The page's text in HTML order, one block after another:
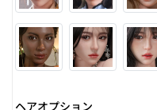
ヘアオプション